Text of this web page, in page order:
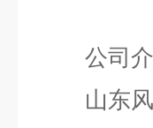
公司
山东